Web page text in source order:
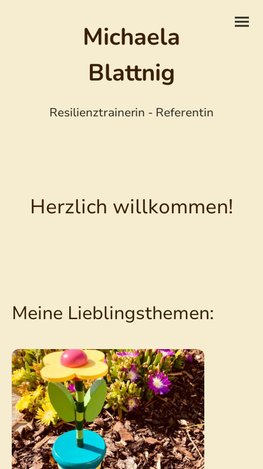
Michaela
Blattnig
Resilienztrainerin - Referentin
Herzlich willkommen!
Meine Lieblingsthemen: